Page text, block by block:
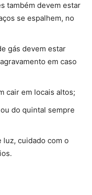
também devem estar
se espalhem, no
gás devem estar
em caso
cair em locais altos;
do quintal sempre
luz, cuidado com o